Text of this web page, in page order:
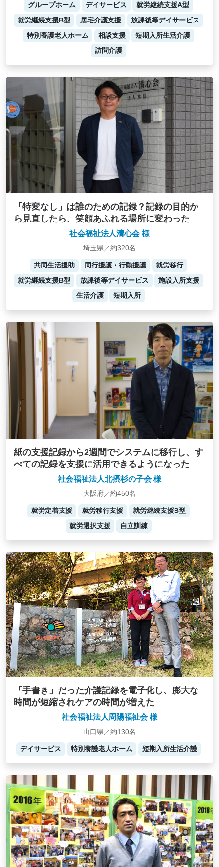
グループホーム デイサービス
就労継続支援A型
就労継続支援B型
居宅介護支援
放課後等デイサービス
特別養護老人ホーム
相談支援
短期入所生活介護
訪問介護
「特変なし」は誰のための記録？記録の目的か
ら見直したら、笑顔あふれる場所に変わった
社会福祉法人清心会 様
埼玉県／約320名
共同生活援助 同行援護・行動援護
就労移行
就労継続支援B型
放課後等デイサービス
施設入所支援
生活介護
短期入所
紙の支援記録から2週間でシステムに移行し、す
べての記録を支援に活用できるようになった
社会福祉法人北摂杉の子会 様
大阪府／約450名
就労定着支援 就労移行支援
就労継続支援B型
就労選択支援
自立訓練
「手書き」だった介護記録を電子化し、膨大な
時間が短縮されケアの時間が増えた
社会福祉法人周陽福祉会 様
山口県／約130名
デイサービス 特別養護老人ホーム 短期入所生活介護